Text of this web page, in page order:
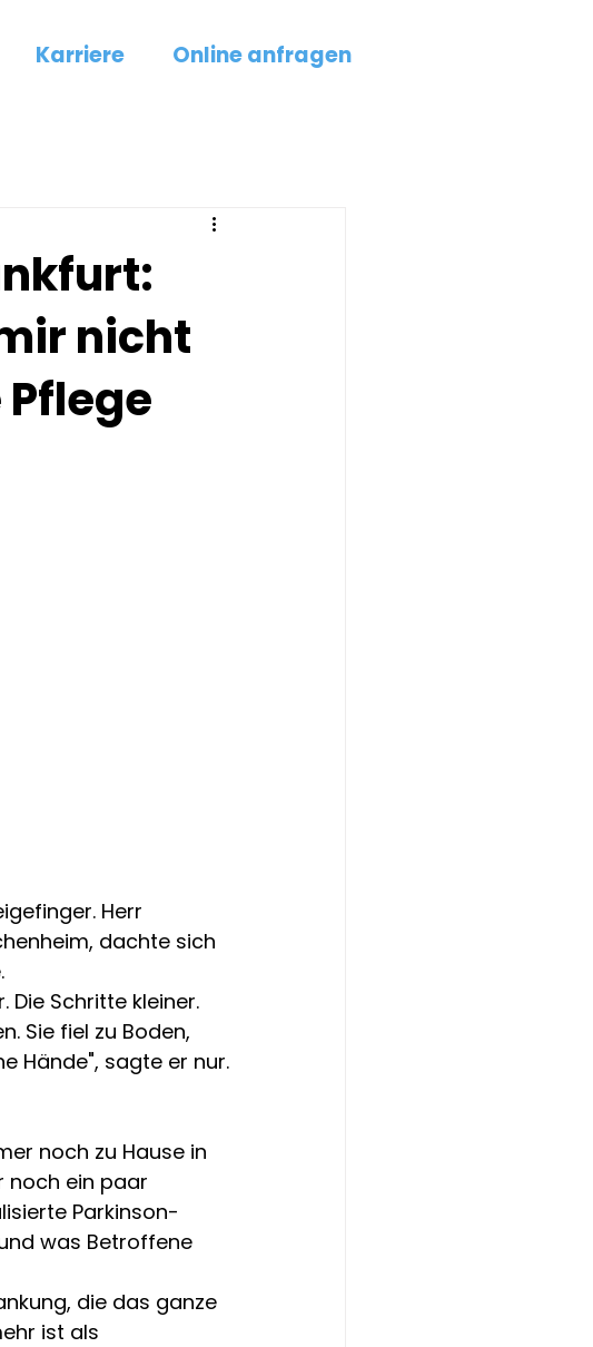
Karriere Online anfragen
nicht
Herr
dachte sich
Die Schritte kleiner.
Sie fiel zu Boden,
Hände", sagte er nur.
noch zu Hause in
noch ein paar
Parkinson-
was Betroffene
die das ganze
ist als